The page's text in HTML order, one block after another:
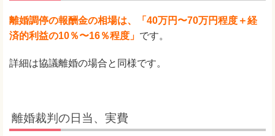
離婚調停の報酬金の相場は、「40万円〜70万円程度＋経
済的利益の10％〜16％程度」 です。
詳細は協議離婚の場合と同様です。
離婚裁判の日当、実費